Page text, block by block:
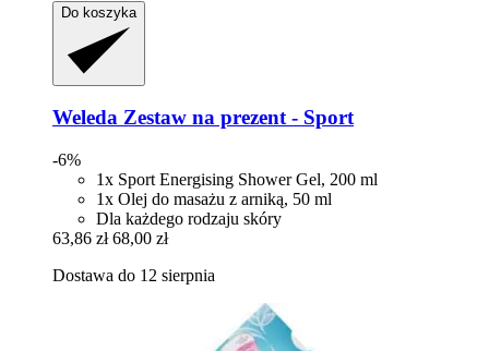
Do koszyka
Weleda Zestaw na prezent -​ Sport
-6%
1x Sport Energising Shower Gel, 200 ml
1x Olej do masażu z arniką, 50 ml
Dla każdego rodzaju skóry
63,86 zł 68,00 zł
Dostawa do 12 sierpnia